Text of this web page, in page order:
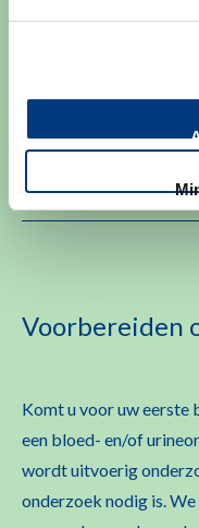
Voorbereiden
Komt u voor uw eerste
een bloed- en/of
wordt uitvoerig
onderzoek nodig is.